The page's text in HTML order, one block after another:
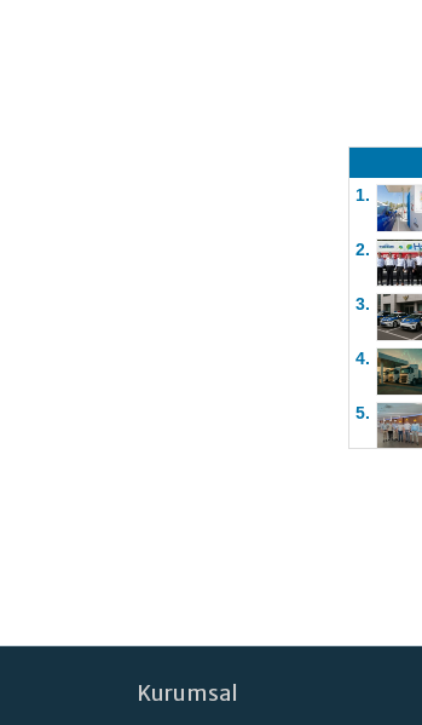
1.
2.
3.
4.
5.
Kurumsal